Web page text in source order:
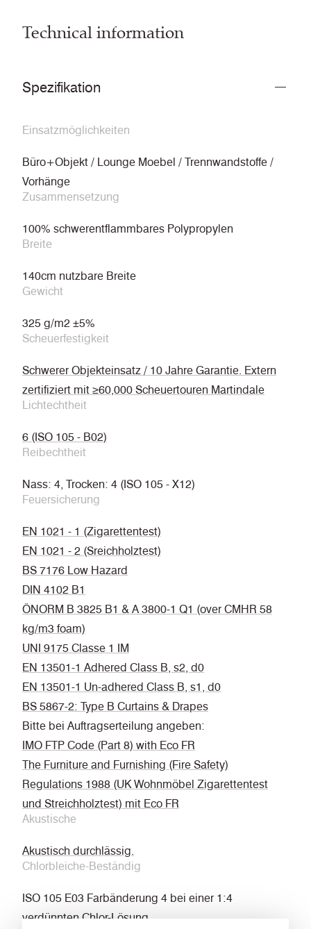
Technical information
Spezifikation
Einsatzmöglichkeiten
Büro+Objekt / Lounge Moebel / Trennwandstoffe /
Vorhänge
Zusammensetzung
100% schwerentflammbares Polypropylen
Breite
140cm nutzbare Breite
Gewicht
325 g/m2 ±5%
Scheuerfestigkeit
Schwerer Objekteinsatz / 10 Jahre Garantie. Extern
zertifiziert mit ≥60,000 Scheuertouren Martindale
Lichtechtheit
6 (ISO 105 - B02)
Reibechtheit
Nass: 4, Trocken: 4 (ISO 105 - X12)
Feuersicherung
EN 1021 - 1 (Zigarettentest)
EN 1021 - 2 (Sreichholztest)
BS 7176 Low Hazard
DIN 4102 B1
ÖNORM B 3825 B1 & A 3800-1 Q1 (over CMHR 58
kg/m3 foam)
UNI 9175 Classe 1 IM
EN 13501-1 Adhered Class B, s2, d0
EN 13501-1 Un-adhered Class B, s1, d0
BS 5867-2: Type B Curtains & Drapes
Bitte bei Auftragserteilung angeben:
IMO FTP Code (Part 8) with Eco FR
The Furniture and Furnishing (Fire Safety)
Regulations 1988 (UK Wohnmöbel Zigarettentest
und Streichholztest) mit Eco FR
Akustische
Akustisch durchlässig.
Chlorbleiche-Beständig
ISO 105 E03 Farbänderung 4 bei einer 1:4
verdünnten Chlor-Lösung